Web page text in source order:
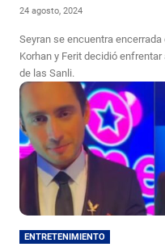
24 agosto, 2024
Seyran se encuentra
Korhan y Ferit decidió
de las Sanli.
ENTRETENIMIENTO